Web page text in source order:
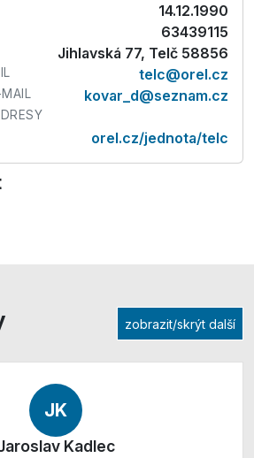
14.12.1990
63439115
Jihlavská 77, Telč 58856
telc@orel.cz
kovar_d@seznam.cz
orel.cz/jednota/telc
zobrazit/skrýt další
JK
Kadlec